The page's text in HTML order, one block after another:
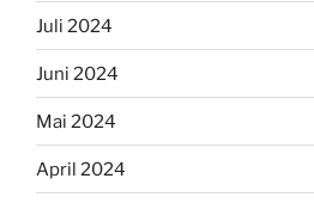
Juli 2024
Juni 2024
Mai 2024
April 2024